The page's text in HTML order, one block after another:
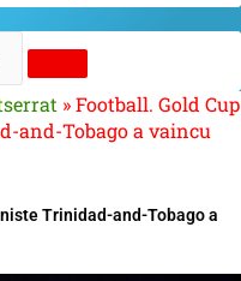
»Football. Gold Cup
and-Tobago a vaincu
Trinidad-and-Tobago a